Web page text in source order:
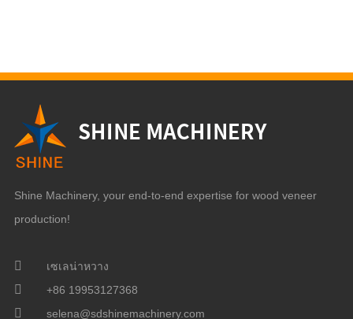
Shine Machinery, your end-to-end expertise for wood veneer
production!
เซเลน่าหวาง
+86 19953127368
selena@sdshinemachinery.com